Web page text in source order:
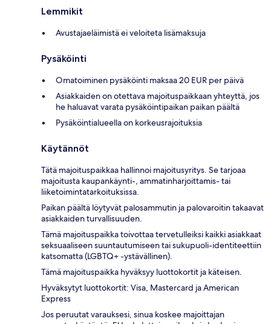
Lemmikit
Avustajaeläimistä ei veloiteta lisämaksuja
Pysäköinti
Omatoiminen pysäköinti maksaa 20 EUR per päivä
Asiakkaiden on otettava majoituspaikkaan yhteyttä, jos
he haluavat varata pysäköintipaikan paikan päältä
Pysäköintialueella on korkeusrajoituksia
Käytännöt
Tätä majoituspaikkaa hallinnoi majoitusyritys. Se tarjoaa
majoitusta kaupankäynti-, ammatinharjoittamis- tai
liiketoimintatarkoituksissa.
Paikan päältä löytyvät palosammutin ja palovaroitin takaavat
asiakkaiden turvallisuuden.
Tämä majoituspaikka toivottaa tervetulleiksi kaikki asiakkaat
seksuaaliseen suuntautumiseen tai sukupuoli-identiteettiin
katsomatta (LGBTQ+ -ystävällinen).
Tämä majoituspaikka hyväksyy luottokortit ja käteisen.
Hyväksytyt luottokortit: Visa, Mastercard ja American
Express
Jos peruutat varauksesi, sinua koskee majoittajan